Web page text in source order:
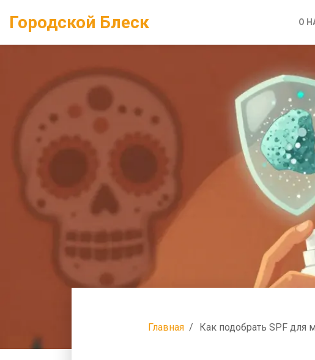
Городской Блеск О
Главная Как подобрать SPF для